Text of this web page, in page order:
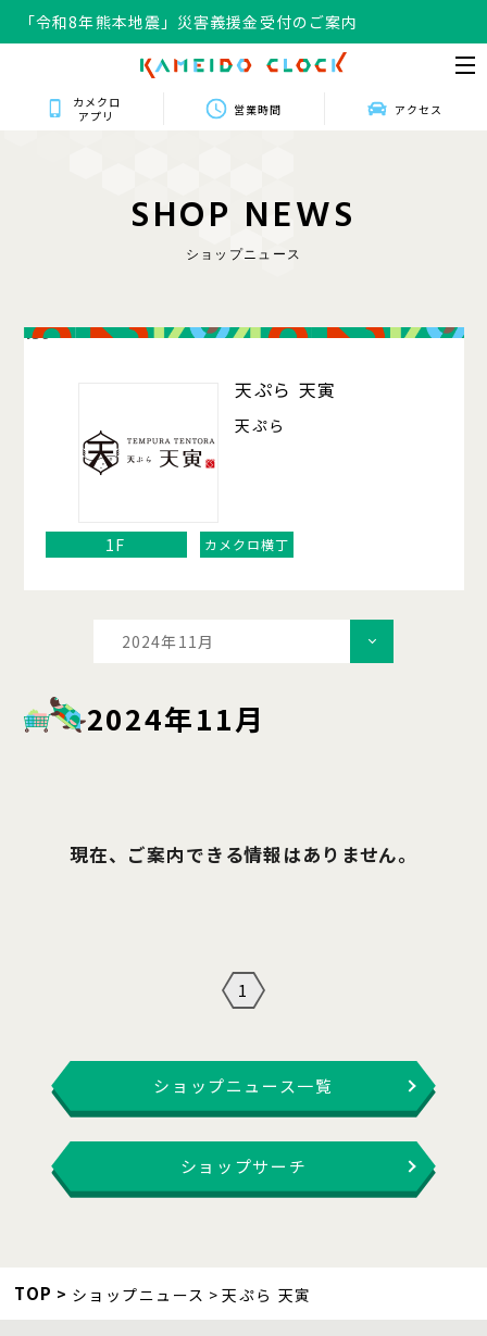
「令和8年熊本地震」災害義援金受付のご案内
カメクロ
アプリ
営業時間 アクセス
SHOP NEWS
ショップニュース
139
天ぷら 天寅
天ぷら
1F カメクロ横丁
2024年11月
2024年11月
現在、ご案内できる情報はありません。
1
ショップニュース一覧
ショップサーチ
TOP ショップニュース 天ぷら 天寅